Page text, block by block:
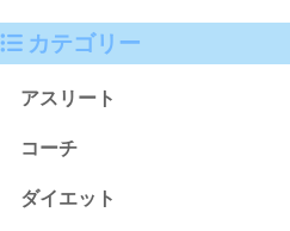
カテゴリー
アスリート
コーチ
ダイエット